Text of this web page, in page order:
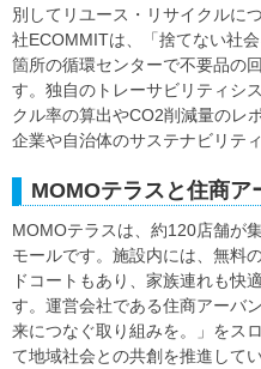
別してリユース・リサイクルに
社ECOMMITは、「捨てない社
箇所の循環センターで不要品の
す。独自のトレーサビリティシ
クル率の算出やCO2削減量のレ
企業や自治体のサステナビリテ
MOMOテラスと住商ア
MOMOテラスは、約120店舗が
モールです。施設内には、無料
ドコートもあり、家族連れも快
す。運営会社である住商アーバ
来につなぐ取り組みを。」をス
て地域社会との共創を推進して